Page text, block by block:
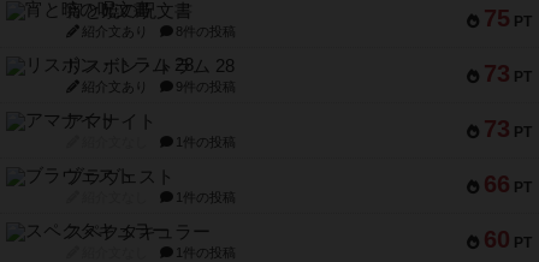
75 PT
宵と暁の呪文書
紹介文あり 8件の投稿
73 PT
リスボン・トラム 28
紹介文あり 9件の投稿
73 PT
アマナイト
1件の投稿
66 PT
ブラヴェスト
1件の投稿
60 PT
スペクタキュラー
1件の投稿